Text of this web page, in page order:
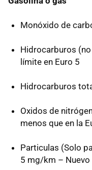
Monóxido de
Hidrocarburos
límite en Euro 5
Hidrocarburos
Oxidos de
menos que en la
Particulas (Solo
5 mg/km – Nuevo